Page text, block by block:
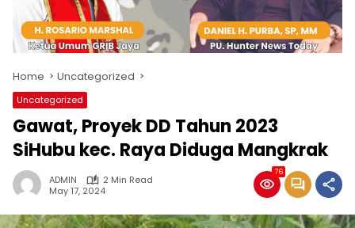
Home Uncategorized
Uncategorized
Gawat, Proyek DD Tahun 2023
SiHubu kec. Raya Diduga Mangkrak
ADMIN
2 Min Read
May 17, 2024
76